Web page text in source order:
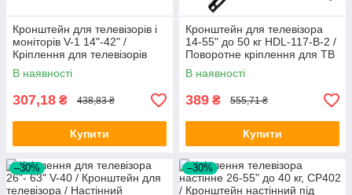
Кронштейн для телевізорів і
моніторів V-1 14"-42" /
Кріплення для телевізорів
В наявності
307,18 ₴ 438,83 ₴
Купити
Кронштейн для телевізора
14-55" до 50 кг HDL-117-B-2 /
Поворотне кріплення для ТВ
В наявності
389 ₴ 555,71 ₴
Купити
–30% –30%